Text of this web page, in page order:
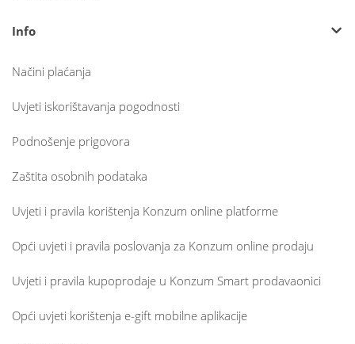
Info
Načini plaćanja
Uvjeti iskorištavanja pogodnosti
Podnošenje prigovora
Zaštita osobnih podataka
Uvjeti i pravila korištenja Konzum online platforme
Opći uvjeti i pravila poslovanja za Konzum online prodaju
Uvjeti i pravila kupoprodaje u Konzum Smart prodavaonici
Opći uvjeti korištenja e-gift mobilne aplikacije